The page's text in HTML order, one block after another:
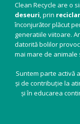
Clean Recycle are o
deseuri, prin
înconjurător plăcut
generatiile viitoare.
datorită bolilor
mai mare de
Suntem parte activă
și de contribuție la
și în educarea